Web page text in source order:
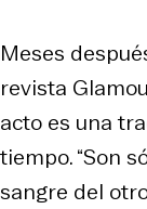
Meses
revista
acto es una
tiempo. “Son
sangre del